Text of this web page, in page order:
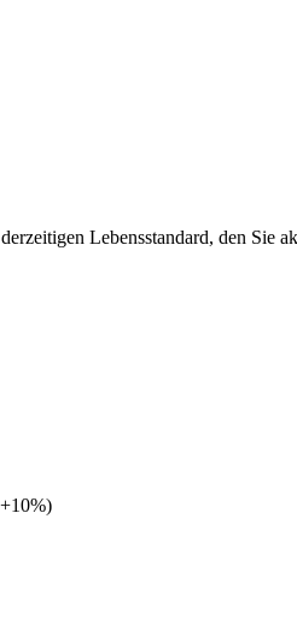
Lebensstandard, den Sie
+10%)